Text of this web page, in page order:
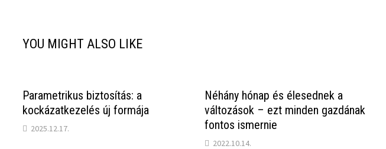
YOU MIGHT ALSO LIKE
Parametrikus biztosítás: a
kockázatkezelés új formája
2025.12.17.
Néhány hónap és élesednek a
változások – ezt minden gazdának
fontos ismernie
2022.10.14.